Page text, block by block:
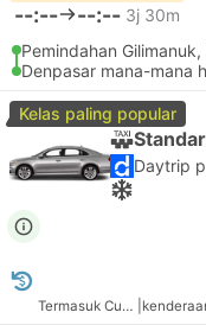
--:-- --:-- 3j 30m
Pemindahan Gilimanuk,
Denpasar mana-mana
Kelas paling popular
Termasuk Cukai